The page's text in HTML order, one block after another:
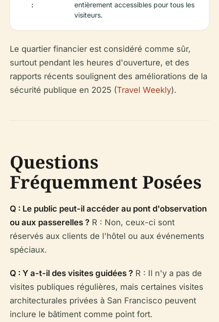
:
entièrement accessibles pour tous les
visiteurs.
Le quartier financier est considéré comme sûr,
surtout pendant les heures d'ouverture, et des
rapports récents soulignent des améliorations de la
sécurité publique en 2025 (Travel Weekly).
Questions
Fréquemment Posées
Q : Le public peut-il accéder au pont d'observation
ou aux passerelles ? R : Non, ceux-ci sont
réservés aux clients de l'hôtel ou aux événements
spéciaux.
Q : Y a-t-il des visites guidées ? R : Il n'y a pas de
visites publiques régulières, mais certaines visites
architecturales privées à San Francisco peuvent
inclure le bâtiment comme point fort.